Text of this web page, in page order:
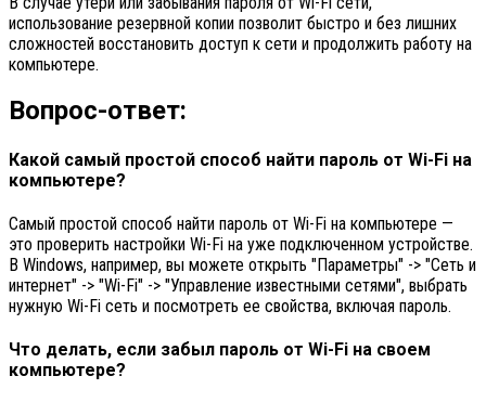
использование резервной копии позволит быстро и без лишних
сложностей восстановить доступ к сети и продолжить работу на
компьютере.
Вопрос-ответ:
Какой самый простой способ найти пароль от Wi-Fi на
компьютере?
Самый простой способ найти пароль от Wi-Fi на компьютере —
это проверить настройки Wi-Fi на уже подключенном устройстве.
В Windows, например, вы можете открыть "Параметры" -> "Сеть и
интернет" -> "Wi-Fi" -> "Управление известными сетями", выбрать
нужную Wi-Fi сеть и посмотреть ее свойства, включая пароль.
Что делать, если забыл пароль от Wi-Fi на своем
компьютере?